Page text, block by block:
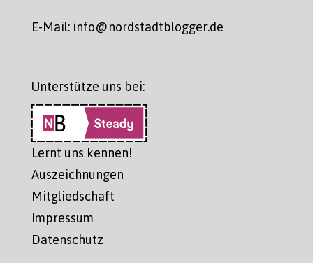
E-Mail: info@nordstadtblogger.de
Unterstütze uns bei:
Lernt uns kennen!
Auszeichnungen
Mitgliedschaft
Impressum
Datenschutz